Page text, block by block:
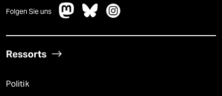
Folgen Sie uns
Ressorts
Politik